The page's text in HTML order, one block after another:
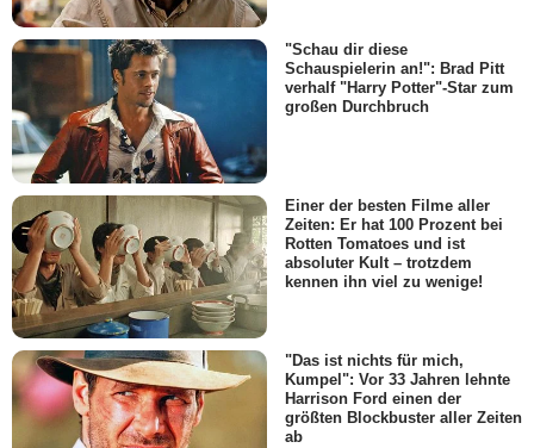
"Schau dir diese
Schauspielerin an!": Brad Pitt
verhalf "Harry Potter"-Star zum
großen Durchbruch
Einer der besten Filme aller
Zeiten: Er hat 100 Prozent bei
Rotten Tomatoes und ist
absoluter Kult – trotzdem
kennen ihn viel zu wenige!
"Das ist nichts für mich,
Kumpel": Vor 33 Jahren lehnte
Harrison Ford einen der
größten Blockbuster aller Zeiten
ab